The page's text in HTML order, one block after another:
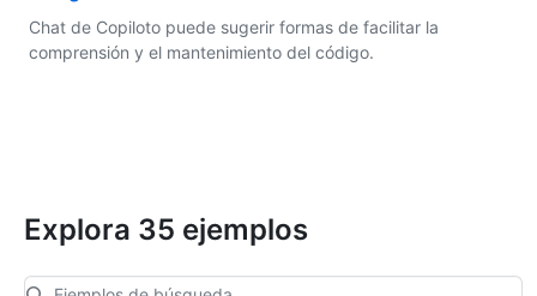
Chat de Copiloto puede sugerir formas de facilitar la
comprensión y el mantenimiento del código.
Explora 35 ejemplos